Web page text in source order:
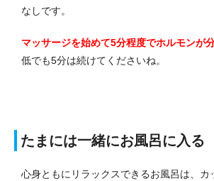
なしです。
マッサージを始めて5分程度でホルモンが
低でも5分は続けてくださいね。
たまには一緒にお風呂に入る
心身ともにリラックスできるお風呂は、カ